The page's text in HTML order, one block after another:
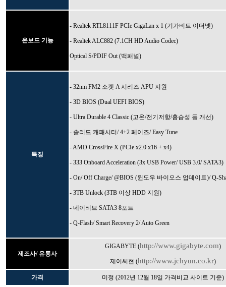
온보드 기능
- Realtek RTL8111F PCIe GigaLan x 1 (기가비트 이더넷)
- Realtek ALC882 (7.1CH HD Audio Codec)
Optical S/PDIF Out (백패널)
특징
- 32nm FM2 소켓 A 시리즈 APU 지원
- 3D BIOS (Dual UEFI BIOS)
- Ultra Durable 4 Classic (고온/전기저항/흡습성 등 개선)
- 솔리드 캐패시터/ 4+2 페이즈/ Easy Tune
- AMD CrossFire X (PCIe x2.0 x16 + x4)
- 333 Onboard Acceleration (3x USB Power/ USB 3.0/ SATA3)
- On/ Off Charge/ @BIOS (윈도우 바이오스 업데이트)/ Q-
- 3TB Unlock (3TB 이상 HDD 지원)
- 네이티브 SATA3 8포트
- Q-Flash/ Smart Recovery 2/ Auto Green
제조사/ 유통사
GIGABYTE (http://www.gigabyte.com)
제이씨현 (http://www.jchyun.co.kr)
가격 미정 (2012년 12월 18일 가격비교 사이트 기준)